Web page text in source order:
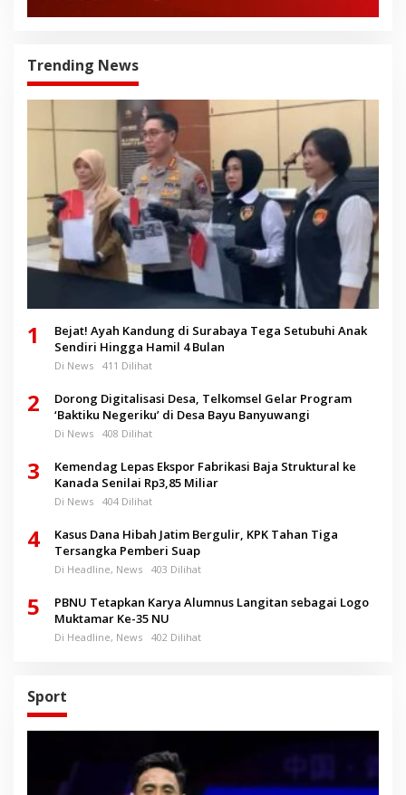
Trending News
1
Bejat! Ayah Kandung di Surabaya Tega Setubuhi Anak
Sendiri Hingga Hamil 4 Bulan
Di News 411 Dilihat
2
Dorong Digitalisasi Desa, Telkomsel Gelar Program
‘Baktiku Negeriku’ di Desa Bayu Banyuwangi
Di News 408 Dilihat
3
Kemendag Lepas Ekspor Fabrikasi Baja Struktural ke
Kanada Senilai Rp3,85 Miliar
Di News 404 Dilihat
4
Kasus Dana Hibah Jatim Bergulir, KPK Tahan Tiga
Tersangka Pemberi Suap
Di Headline, News 403 Dilihat
5
PBNU Tetapkan Karya Alumnus Langitan sebagai Logo
Muktamar Ke-35 NU
Di Headline, News 402 Dilihat
Sport